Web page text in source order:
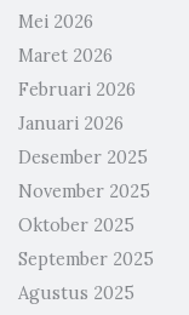
Mei 2026
Maret 2026
Februari 2026
Januari 2026
Desember 2025
November 2025
Oktober 2025
September 2025
Agustus 2025